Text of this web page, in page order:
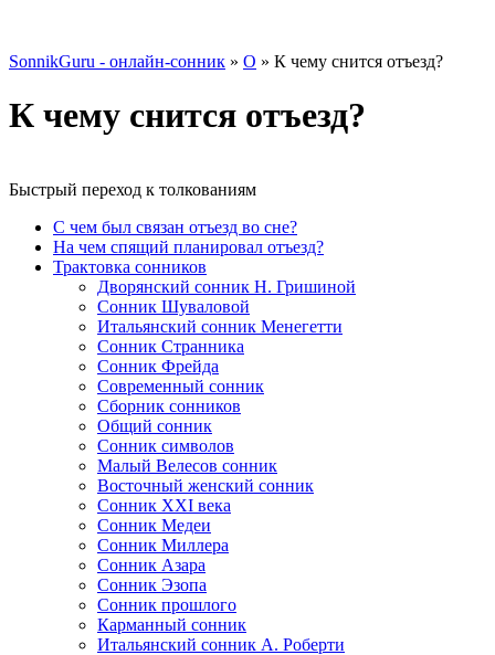
SonnikGuru - онлайн-сонник » О » К чему снится отъезд?
К чему снится отъезд?
Быстрый переход к толкованиям
С чем был связан отъезд во сне?
На чем спящий планировал отъезд?
Трактовка сонников
Дворянский сонник Н. Гришиной
Сонник Шуваловой
Итальянский сонник Менегетти
Сонник Странника
Сонник Фрейда
Современный сонник
Сборник сонников
Общий сонник
Сонник символов
Малый Велесов сонник
Восточный женский сонник
Сонник XXI века
Сонник Медеи
Сонник Миллера
Сонник Азара
Сонник Эзопа
Сонник прошлого
Карманный сонник
Итальянский сонник А. Роберти